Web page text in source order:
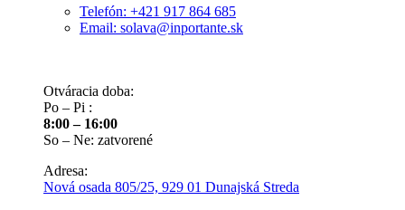
Telefón: +421 917 864 685
Email: solava@inportante.sk
Otváracia doba:
Po – Pi :
8:00 – 16:00
So – Ne: zatvorené
Adresa:
Nová osada 805/25, 929 01 Dunajská Streda